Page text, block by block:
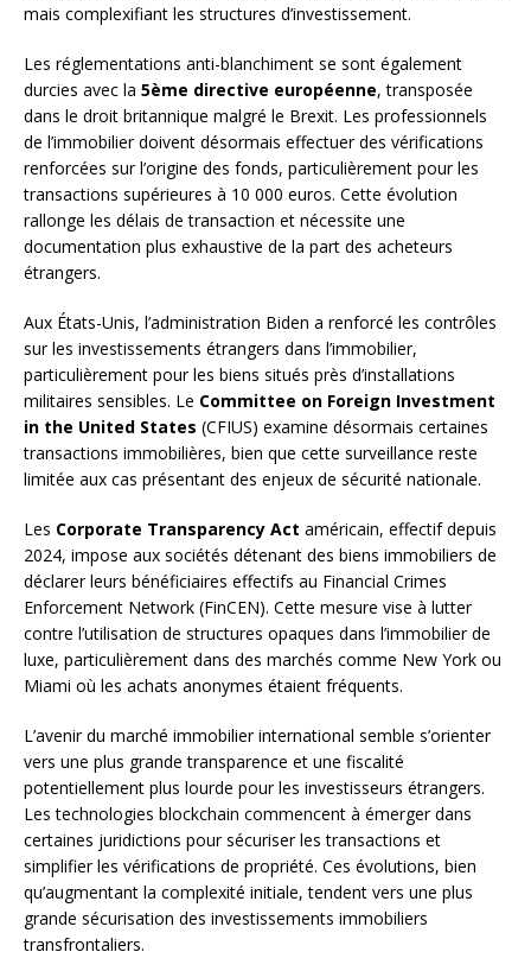
mais complexifiant les structures d’investissement.
Les réglementations anti-blanchiment se sont également
durcies avec la 5ème directive européenne, transposée
dans le droit britannique malgré le Brexit. Les professionnels
de l’immobilier doivent désormais effectuer des vérifications
renforcées sur l’origine des fonds, particulièrement pour les
transactions supérieures à 10 000 euros. Cette évolution
rallonge les délais de transaction et nécessite une
documentation plus exhaustive de la part des acheteurs
étrangers.
Aux États-Unis, l’administration Biden a renforcé les contrôles
sur les investissements étrangers dans l’immobilier,
particulièrement pour les biens situés près d’installations
militaires sensibles. Le Committee on Foreign Investment
in the United States (CFIUS) examine désormais certaines
transactions immobilières, bien que cette surveillance reste
limitée aux cas présentant des enjeux de sécurité nationale.
Les Corporate Transparency Act américain, effectif depuis
2024, impose aux sociétés détenant des biens immobiliers de
déclarer leurs bénéficiaires effectifs au Financial Crimes
Enforcement Network (FinCEN). Cette mesure vise à lutter
contre l’utilisation de structures opaques dans l’immobilier de
luxe, particulièrement dans des marchés comme New York ou
Miami où les achats anonymes étaient fréquents.
L’avenir du marché immobilier international semble s’orienter
vers une plus grande transparence et une fiscalité
potentiellement plus lourde pour les investisseurs étrangers.
Les technologies blockchain commencent à émerger dans
certaines juridictions pour sécuriser les transactions et
simplifier les vérifications de propriété. Ces évolutions, bien
qu’augmentant la complexité initiale, tendent vers une plus
grande sécurisation des investissements immobiliers
transfrontaliers.